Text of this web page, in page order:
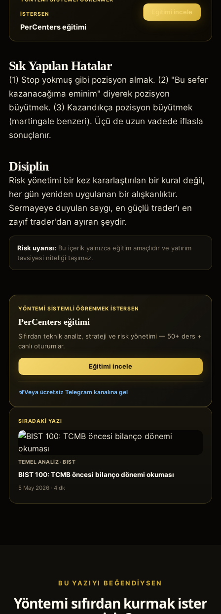
ISTERSEN
PerCenters eğitimi
Eğitimi incele
Sık Yapılan Hatalar
(1) Stop yokmuş gibi pozisyon almak. (2) "Bu sefer
kazanacağıma eminim" diyerek pozisyon
büyütmek. (3) Kazandıkça pozisyon büyütmek
(martingale benzeri). Üçü de uzun vadede iflasla
sonuçlanır.
Disiplin
Risk yönetimi bir kez kararlaştırılan bir kural değil,
her gün yeniden uygulanan bir alışkanlıktır.
Sermayeye duyulan saygı, en güçlü trader'ı en
zayıf trader'dan ayıran şeydir.
Risk uyarısı: Bu içerik yalnızca eğitim amaçlıdır ve yatırım
tavsiyesi niteliği taşımaz.
YÖNTEMI SISTEMLI ÖĞRENMEK ISTERSEN
PerCenters eğitimi
Sıfırdan teknik analiz, strateji ve risk yönetimi — 50+ ders +
canlı oturumlar.
Eğitimi incele
Veya ücretsiz Telegram kanalına gel
SIRADAKI YAZI
TEMEL ANALIZ·BIST
BIST 100: TCMB öncesi bilanço dönemi okuması
5 May 2026 · 4 dk
BU YAZIYI BEĞENDIYSEN
Yöntemi sıfırdan kurmak ister